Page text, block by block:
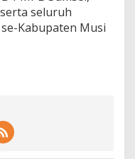
seluruh
Kabupaten Musi